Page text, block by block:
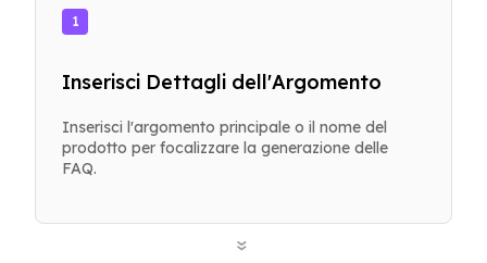
1
Inserisci Dettagli dell'Argomento
Inserisci l'argomento principale o il nome del
prodotto per focalizzare la generazione delle
FAQ.
»